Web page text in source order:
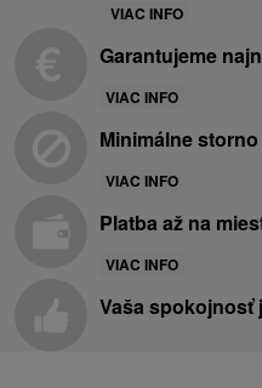
VIAC INFO
Garantujeme
VIAC INFO
Minimálne
VIAC INFO
Platba až na
VIAC INFO
Vaša spokojnosť